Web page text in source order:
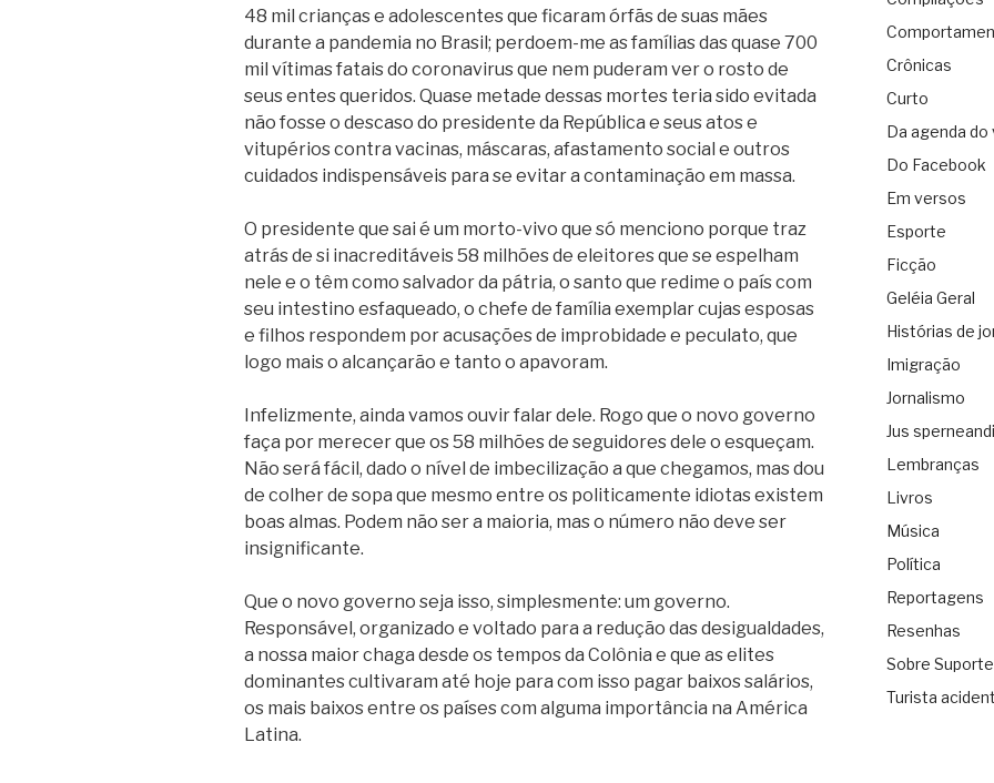
48 mil crianças e adolescentes que ficaram órfãs de suas mães
durante a pandemia no Brasil; perdoem-me as famílias das quase 700
mil vítimas fatais do coronavirus que nem puderam ver o rosto de
seus entes queridos. Quase metade dessas mortes teria sido evitada
não fosse o descaso do presidente da República e seus atos e
vitupérios contra vacinas, máscaras, afastamento social e outros
cuidados indispensáveis para se evitar a contaminação em massa.
O presidente que sai é um morto-vivo que só menciono porque traz
atrás de si inacreditáveis 58 milhões de eleitores que se espelham
nele e o têm como salvador da pátria, o santo que redime o país com
seu intestino esfaqueado, o chefe de família exemplar cujas esposas
e filhos respondem por acusações de improbidade e peculato, que
logo mais o alcançarão e tanto o apavoram.
Infelizmente, ainda vamos ouvir falar dele. Rogo que o novo governo
faça por merecer que os 58 milhões de seguidores dele o esqueçam.
Não será fácil, dado o nível de imbecilização a que chegamos, mas dou
de colher de sopa que mesmo entre os politicamente idiotas existem
boas almas. Podem não ser a maioria, mas o número não deve ser
insignificante.
Que o novo governo seja isso, simplesmente: um governo.
Responsável, organizado e voltado para a redução das desigualdades,
a nossa maior chaga desde os tempos da Colônia e que as elites
dominantes cultivaram até hoje para com isso pagar baixos salários,
os mais baixos entre os países com alguma importância na América
Latina.
Crônicas
Curto
Da agenda do
Do Facebook
Em versos
Esporte
Ficção
Geléia Geral
Histórias de
Imigração
Jornalismo
Jus sperneandi
Lembranças
Livros
Música
Política
Reportagens
Resenhas
Sobre
Turista